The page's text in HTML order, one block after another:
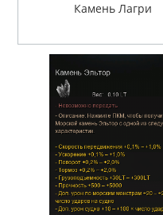
Камень Лагри